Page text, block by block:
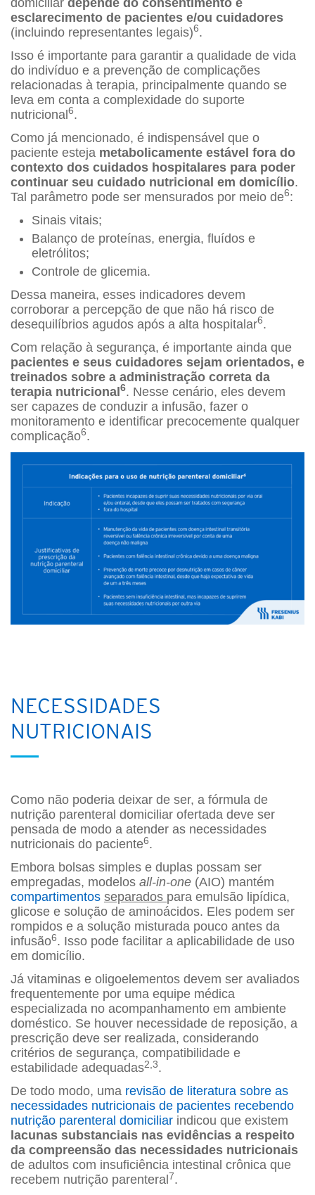
esclarecimento de pacientes e/ou cuidadores
(incluindo representantes legais)6.
Isso é importante para garantir a qualidade de vida
do indivíduo e a prevenção de complicações
relacionadas à terapia, principalmente quando se
leva em conta a complexidade do suporte
nutricional6.
Como já mencionado, é indispensável que o
paciente esteja metabolicamente estável fora do
contexto dos cuidados hospitalares para poder
continuar seu cuidado nutricional em domicílio.
Tal parâmetro pode ser mensurados por meio de6:
Sinais vitais;
Balanço de proteínas, energia, fluídos e
eletrólitos;
Controle de glicemia.
Dessa maneira, esses indicadores devem
corroborar a percepção de que não há risco de
desequilíbrios agudos após a alta hospitalar6.
Com relação à segurança, é importante ainda que
pacientes e seus cuidadores sejam orientados, e
treinados sobre a administração correta da
terapia nutricional6. Nesse cenário, eles devem
ser capazes de conduzir a infusão, fazer o
monitoramento e identificar precocemente qualquer
complicação6.
NECESSIDADES
NUTRICIONAIS
Como não poderia deixar de ser, a fórmula de
nutrição parenteral domiciliar ofertada deve ser
pensada de modo a atender as necessidades
nutricionais do paciente6.
Embora bolsas simples e duplas possam ser
empregadas, modelos all-in-one (AIO) mantém
compartimentos separados para emulsão lipídica,
glicose e solução de aminoácidos. Eles podem ser
rompidos e a solução misturada pouco antes da
infusão6. Isso pode facilitar a aplicabilidade de uso
em domicílio.
Já vitaminas e oligoelementos devem ser avaliados
frequentemente por uma equipe médica
especializada no acompanhamento em ambiente
doméstico. Se houver necessidade de reposição, a
prescrição deve ser realizada, considerando
critérios de segurança, compatibilidade e
estabilidade adequadas2,3.
De todo modo, uma revisão de literatura sobre as
necessidades nutricionais de pacientes recebendo
nutrição parenteral domiciliar indicou que existem
lacunas substanciais nas evidências a respeito
da compreensão das necessidades nutricionais
de adultos com insuficiência intestinal crônica que
recebem nutrição parenteral 7.